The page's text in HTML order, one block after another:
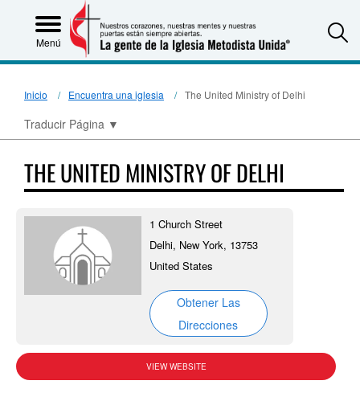
Menú
Inicio Encuentra una iglesia The United Ministry of Delhi
Traducir Página ▼
THE UNITED MINISTRY OF DELHI
1 Church Street
Delhi, New York, 13753
United States
Obtener Las
Direcciones
VIEW WEBSITE